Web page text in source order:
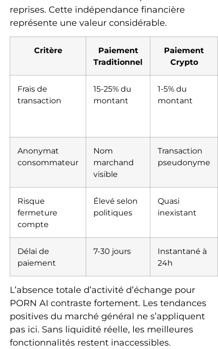
reprises. Cette indépendance financière
représente une valeur considérable.
Critère
Paiement
Traditionnel
Paiement
Crypto
Frais de
transaction
15-25% du
montant
1-5% du
montant
Anonymat
consommateur
Nom
marchand
visible
Transaction
pseudonyme
Risque
fermeture
compte
Élevé selon
politiques
Quasi
inexistant
Délai de
paiement
7-30 jours
Instantané à
24h
L’absence totale d’activité d’échange pour
PORN AI contraste fortement. Les tendances
positives du marché général ne s’appliquent
pas ici. Sans liquidité réelle, les meilleures
fonctionnalités restent inaccessibles.